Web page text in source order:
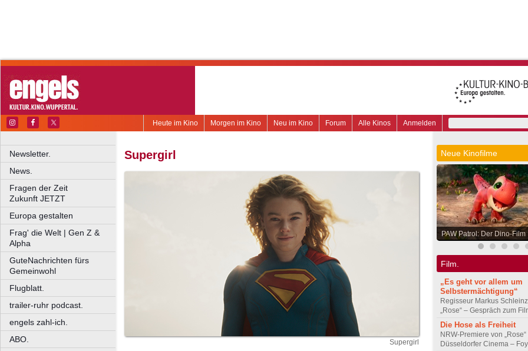
Anmelden
Alle Kinos
Forum
Neu im Kino
Morgen im Kino
Heute im Kino
Newsletter.
News.
Fragen der Zeit
Zukunft JETZT
Europa gestalten
Frag' die Welt | Gen Z &
Alpha
GuteNachrichten fürs
Gemeinwohl
Flugblatt.
trailer-ruhr podcast.
engels zahl-ich.
ABO.
Supergirl
Supergirl
Neue Kinofilme
PAW Patrol: Der Dino-Film
Film.
„Es geht vor allem um
Selbstermächtigung“
Regisseur Markus
„Rose“ – Gespräch zum
Die Hose als Freiheit
NRW-Premiere von „Rose“
Düsseldorfer Cinema –